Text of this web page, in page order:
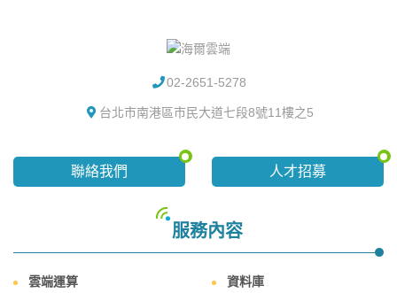
02-2651-5278
台北市南港區市民大道七段8號11樓之5
聯絡我們 人才招募
服務內容
雲端運算
資料庫